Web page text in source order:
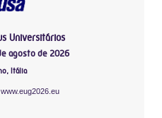
Universitários
agosto de 2026
Itália
www.eug2026.eu